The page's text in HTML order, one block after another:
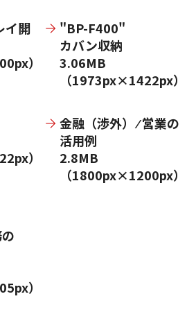
イ開
）
"BP-F400"
カバン収納
3.06MB
（1973px×1422px）
）
金融（渉外） ⁄ 営業の
活用例
2.8MB
（1800px×1200px）
）